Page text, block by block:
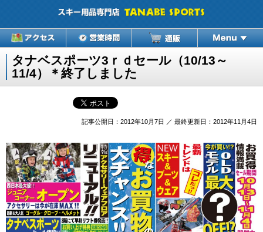
タナベスポーツ3ｒｄセール（10/13～
11/4）＊終了しました
記事公開日：2012年10月7日 ／ 最終更新日：2012年11月4日